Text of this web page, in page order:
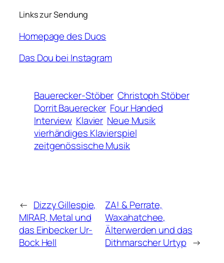
Links zur Sendung
Homepage des Duos
Das Dou bei Instagram
Bauerecker-Stöber Christoph Stöber
Dorrit Bauerecker Four Handed
Interview Klavier Neue Musik
vierhändiges Klavierspiel
zeitgenössische Musik
← Dizzy Gillespie,
MIRAR, Metal und
das Einbecker Ur-
Bock Hell
ZA! & Perrate,
Waxahatchee,
Älterwerden und das
Dithmarscher Urtyp →